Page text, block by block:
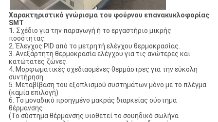
Χαρακτηριστικό γνώρισμα του φούρνου επανακυκλοφορίας
SMT
1. Σχέδιο για την παραγωγή ή το εργαστήριο μικρής
ποσότητας.
2. Έλεγχος PID από το μετρητή ελέγχου θερμοκρασίας.
3. Ανεξάρτητη θερμοκρασία ελέγχου για τις ανώτερες και
κατώτατες ζώνες.
4. Μορφωματικές σχεδιασμένες θερμάστρες για την εύκολη
συντήρηση.
5. Μεταβίβαση του εξοπλισμού συστημάτων μόνο με το πλέγμα
(καμία επιλογή)
6. Το μοναδικό προηγμένο μακράς διαρκείας σύστημα
θέρμανσης
(Το σύστημα θέρμανσης υιοθετεί το σουηδικό σωλήνα